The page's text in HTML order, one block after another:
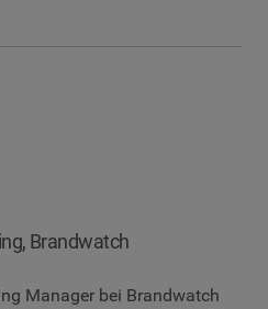
Brandwatch
Manager bei Brandwatch